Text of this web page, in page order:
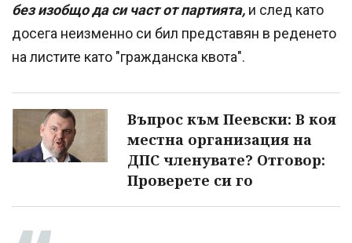
без изобщо да си част от партията, и след като
досега неизменно си бил представян в реденето
на листите като "гражданска квота".
Въпрос към Пеевски: В коя
местна организация на
ДПС членувате? Отговор:
Проверете си го